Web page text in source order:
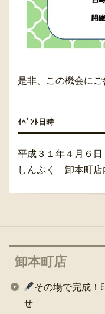
是非、この機会にご
ｲﾍﾞﾝﾄ日時
平成３１年４月６
しんぷく 卸本町店
卸本町店
その場で完成！
せ